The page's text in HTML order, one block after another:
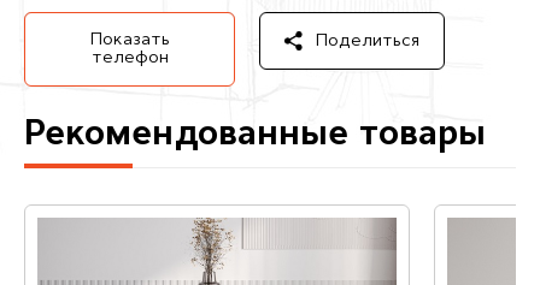
Показать
телефон
Поделиться
Рекомендованные товары